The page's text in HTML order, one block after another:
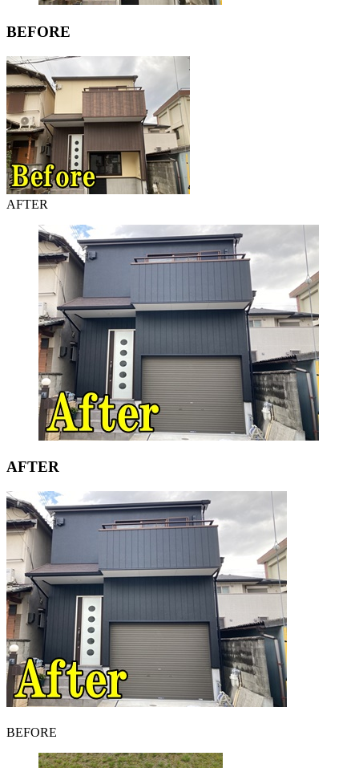
BEFORE
AFTER
AFTER
BEFORE